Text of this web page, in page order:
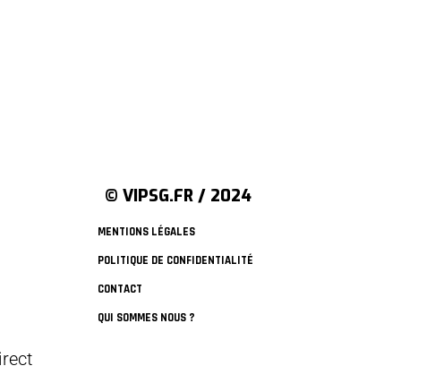
© VIPSG.FR / 2024
MENTIONS LÉGALES
POLITIQUE DE CONFIDENTIALITÉ
CONTACT
QUI SOMMES NOUS ?